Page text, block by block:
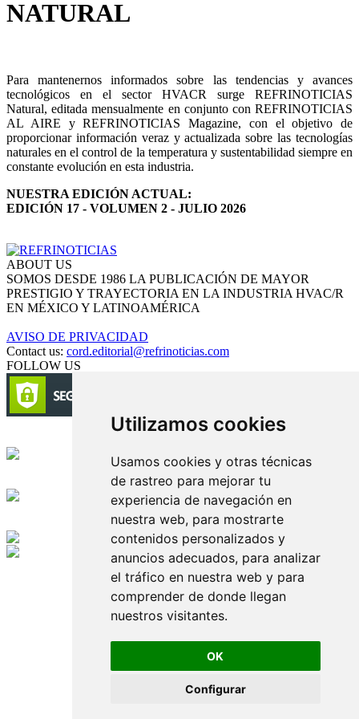
Utilizamos cookies
Usamos cookies y otras técnicas
de rastreo para mejorar tu
experiencia de navegación en
nuestra web, para mostrarte
contenidos personalizados y
anuncios adecuados, para analizar
el tráfico en nuestra web y para
comprender de donde llegan
nuestros visitantes.
OK
Configurar
NATURAL
Para mantenernos informados sobre las tendencias y avances
tecnológicos en el sector HVACR surge REFRINOTICIAS
Natural, editada mensualmente en conjunto con REFRINOTICIAS
AL AIRE y REFRINOTICIAS Magazine, con el objetivo de
proporcionar información veraz y actualizada sobre las tecnologías
naturales en el control de la temperatura y sustentabilidad siempre en
constante evolución en esta industria.
NUESTRA EDICIÓN ACTUAL:
EDICIÓN 17 - VOLUMEN 2 - JULIO 2026
ABOUT US
SOMOS DESDE 1986 LA PUBLICACIÓN DE MAYOR
PRESTIGIO Y TRAYECTORIA EN LA INDUSTRIA HVAC/R
EN MÉXICO Y LATINOAMÉRICA
AVISO DE PRIVACIDAD
Contact us: cord.editorial@refrinoticias.com
FOLLOW US
Edición digital con tecnología
Playa Revolcadero 222 Col. Reforma Iztaccihuatl Norte C.P. 08810
CIUDAD DE MEXICO
Conmutador CIUDAD DE MEXICO (+52) 555 740 4476, 555 740
© 2000-2026 BURO DE MERCADOTECNIA DEL CENTRO,
S.A. Todos los derechos reservados
Todos los nombres, marcas, logotipos, productos e imagenes
mencionados son propiedad de sus respectivos dueños
Prohibida la reproducción total o parcial de los contenidos aqui
publicados incluyendo cualquier medio electrónico o magnético